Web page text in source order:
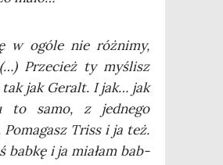
w ogó­le nie róż­ni­my,
Prze­cież ty myślisz
tak jak Geralt. I jak… jak
to samo, z jed­ne­go
Poma­gasz Triss i ja też.
bab­kę i ja mia­łam bab­